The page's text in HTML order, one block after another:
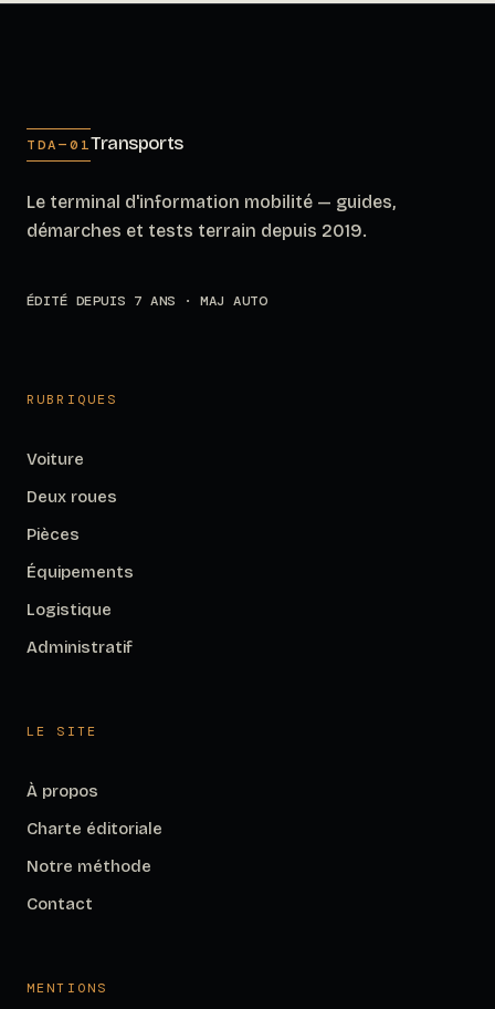
TDA—01Transports
Le terminal d'information mobilité — guides,
démarches et tests terrain depuis 2019.
ÉDITÉ DEPUIS 7 ANS · MAJ AUTO
RUBRIQUES
Voiture
Deux roues
Pièces
Équipements
Logistique
Administratif
LE SITE
À propos
Charte éditoriale
Notre méthode
Contact
MENTIONS